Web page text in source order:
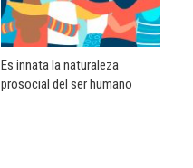
Es innata la naturaleza
prosocial del ser humano